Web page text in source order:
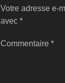
Votre adresse e-
avec *
Commentaire *